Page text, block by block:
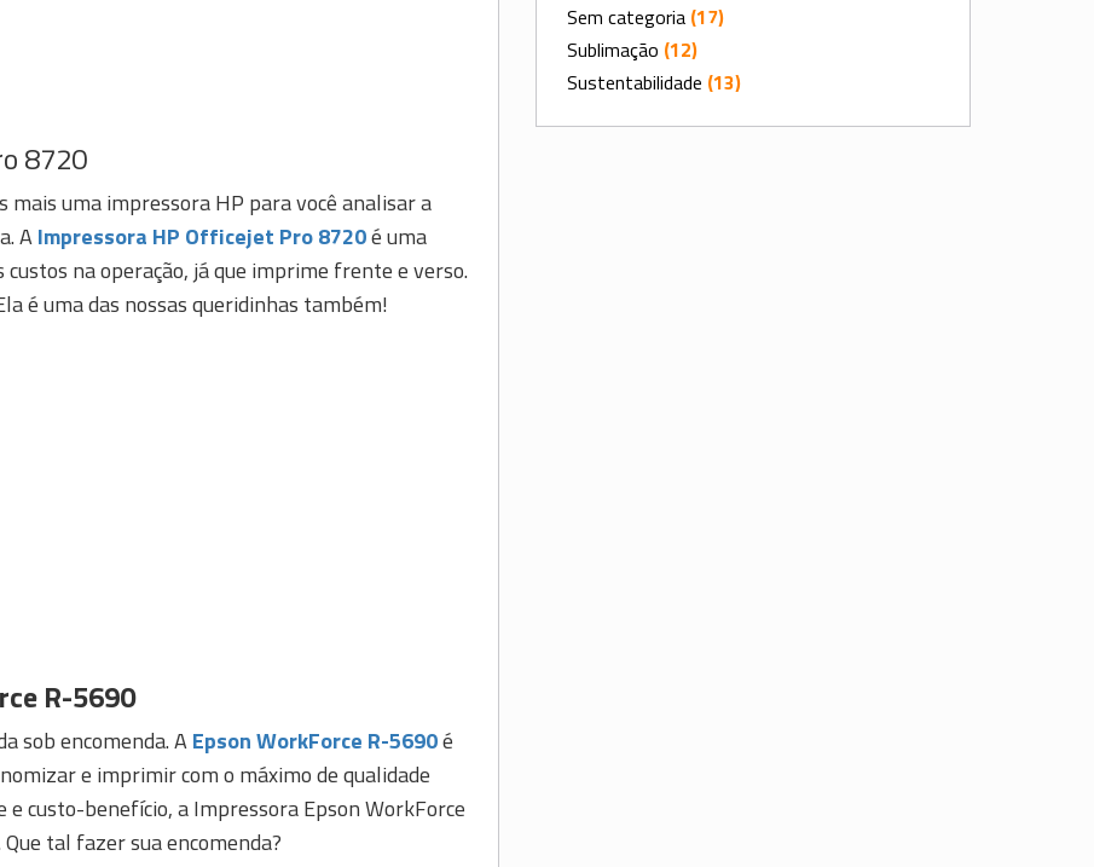
8720
mais uma impressora HP para você analisar a
AImpressora HP Officejet Pro 8720é uma
na operação, já que imprime frente e verso.
é uma das nossas queridinhas também!
R-5690
sob encomenda. AEpson WorkForce R-5690é
e imprimir com o máximo de qualidade
e custo-benefício, a Impressora Epson WorkForce
tal fazer sua encomenda?
Sem categoria (17)
Sublimação (12)
Sustentabilidade (13)